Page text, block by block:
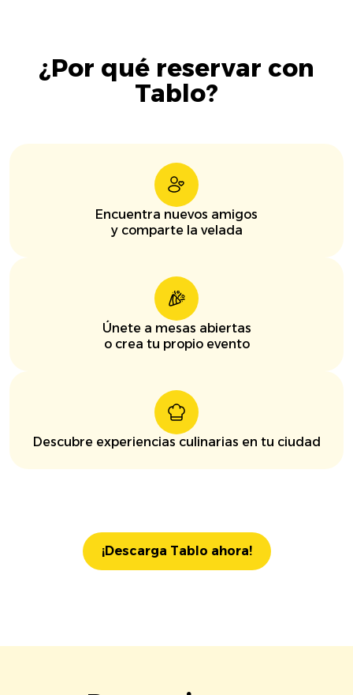
¿Por qué reservar con
Tablo?
Encuentra nuevos amigos
y comparte la velada
Únete a mesas abiertas
o crea tu propio evento
Descubre experiencias culinarias en tu ciudad
¡Descarga Tablo ahora!